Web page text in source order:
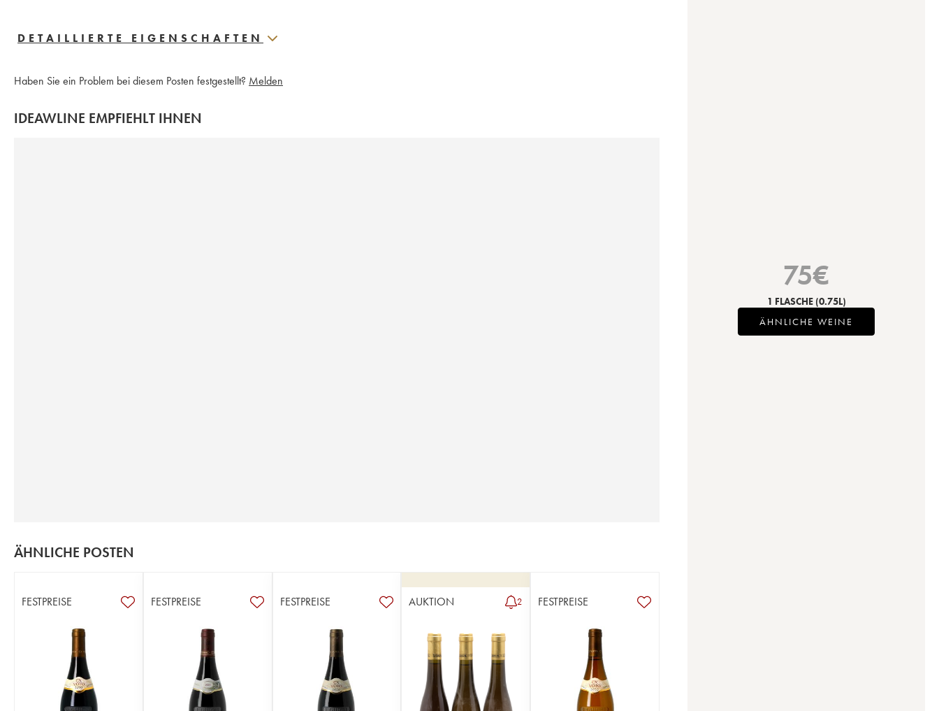
DETAILLIERTE EIGENSCHAFTEN
Haben Sie ein Problem bei diesem Posten festgestellt? Melden
IDEAWLINE EMPFIEHLT IHNEN
ÄHNLICHE POSTEN
FESTPREISE FESTPREISE FESTPREISE AUKTION 2 FESTPREISE
75€
1 FLASCHE (0.75L)
ÄHNLICHE WEINE